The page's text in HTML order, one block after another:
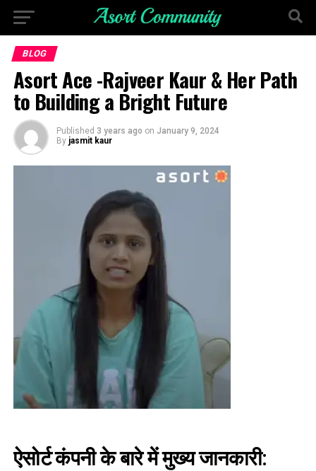
BLOG
Asort Ace -Rajveer Kaur & Her Path
to Building a Bright Future
Published 3 years ago on January 9, 2024
By jasmit kaur
ऐसोर्ट कंपनी के बारे में मुख्य जानकारी: